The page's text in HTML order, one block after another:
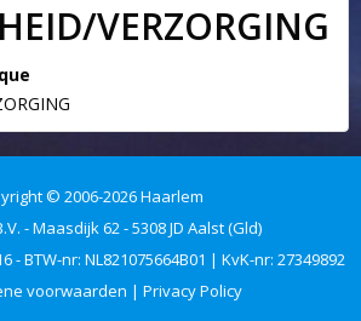
VERZORGING
© 2006-2026 Haarlem
- Maasdijk 62 - 5308 JD Aalst (Gld)
- BTW-nr: NL821075664B01 | KvK-nr: 27349892
voorwaarden | Privacy Policy